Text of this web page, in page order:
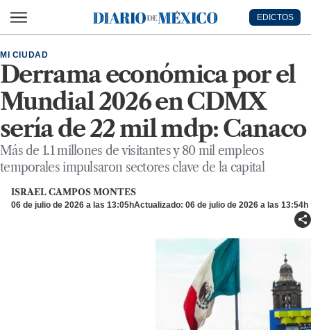
Diario de México
EDICTOS
Derrama económica por el
Mundial 2026 en CDMX
sería de 22 mil mdp: Canaco
MI CIUDAD
Más de 1.1 millones de visitantes y 80 mil empleos
temporales impulsaron sectores clave de la capital
ISRAEL CAMPOS MONTES
06 de julio de 2026 a las 13:05hActualizado: 06 de julio de 2026 a las 13:54h